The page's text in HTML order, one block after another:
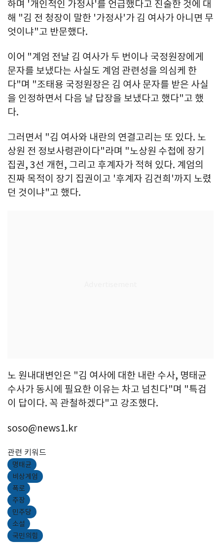
하며 '개인적인 가정사'를 언급했다고 진술한 것에 대
해 "김 전 청장이 말한 '가정사'가 김 여사가 아니면 무
엇이냐"고 반문했다.
이어 "계엄 전날 김 여사가 두 번이나 국정원장에게
문자를 보냈다는 사실도 계엄 관련성을 의심케 한
다"며 "조태용 국정원장은 김 여사 문자를 받은 사실
을 인정하면서 다음 날 답장을 보냈다고 했다"고 했
다.
그러면서 "김 여사와 내란의 연결고리는 또 있다. 노
상원 전 정보사령관이다"라며 "노상원 수첩에 장기
집권, 3선 개헌, 그리고 후계자가 적혀 있다. 계엄의
진짜 목적이 장기 집권이고 '후계자 김건희'까지 노렸
던 것이냐"고 했다.
노 원내대변인은 "김 여사에 대한 내란 수사, 명태균
수사가 동시에 필요한 이유는 차고 넘친다"며 "특검
이 답이다. 꼭 관철하겠다"고 강조했다.
soso@news1.kr
관련 키워드
명태균
비상계엄
폭로
주장
민주당
소설
국민의힘